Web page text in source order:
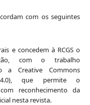
com os seguintes
e concedem à RCGS o
com o trabalho
a Creative Commons
4.0), que permite o
reconhecimento da
nesta revista.